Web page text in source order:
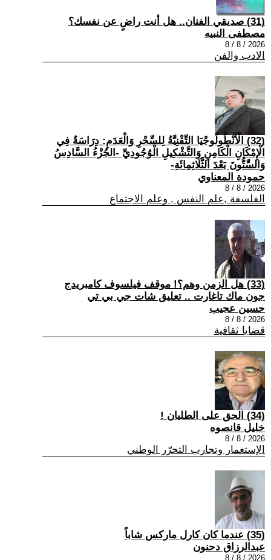
(31) صديقي الفنان.. هل أنت راضٍ عن نفسك؟
مصطفى النبيه
2026 / 8 / 8
الادب والفن
(32) الْأَنْطُولُوجْيَا التِّقْنِيَّةُ لِلسِّحْرِ وَالْعَدَمِ: دِرَاسَةٌ فِي
الْإِمْكَانِ الْكَامِنِ وَالتَّشْكِيلِ الْوُجُودِيِّ -الجُزْءُ السَّادِسُ
وَالسِّتُّونَ بَعْدَ الثَّلَاثِمِائَةِ-
حمودة المعناوي
2026 / 8 / 8
الفلسفة ,علم النفس , وعلم الاجتماع
(33) هل الزمن وهم؟! موقف فيلسوف كامبريدج
جون ماك تاغارت .. تعليق شات جي بي تي
حسين عجيب
2026 / 8 / 8
قضايا ثقافية
(34) الحق على الطليان !
خليل قانصوه
2026 / 8 / 8
الإستعمار وتجارب التحرّر الوطني
(35) عندما كان كارل ماركس شاباً
عبدالرزاق دحنون
2026 / 8 / 8